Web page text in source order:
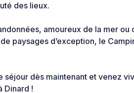
des lieux.
amoureux de la mer ou
paysages d’exception, le
séjour dès maintenant et venez
Dinard !